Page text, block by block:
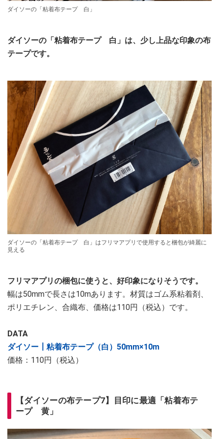
ダイソーの「粘着布テープ 白」
ダイソーの「粘着布テープ 白」は、少し上品な印象の布
テープです。
ダイソーの「粘着布テープ 白」はフリマアプリで使用すると梱包が綺麗に
見える
フリマアプリの梱包に使うと、好印象になりそうです。
幅は50mmで長さは10mあります。材質はゴム系粘着剤、
ポリエチレン、合織布、価格は110円（税込）です。
DATA
ダイソー┃粘着布テープ（白）50mm×10m
価格：110円（税込）
【ダイソーの布テープ7】目印に最適「粘着布テ
ープ 黄」